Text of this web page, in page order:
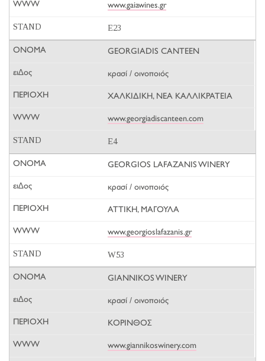
www.gaiawines.gr
E23
GEORGIADIS CANTEEN
κρασί / οινοποιός
ΧΑΛΚΙΔΙΚΗ, ΝΕΑ ΚΑΛΛΙΚΡΑΤΕΙΑ
www.georgiadiscanteen.com
E4
GEORGIOS LAFAZANIS WINERY
κρασί / οινοποιός
ΑΤΤΙΚΗ, ΜΑΓΟΥΛΑ
www.georgioslafazanis.gr
W53
GIANNIKOS WINERY
κρασί / οινοποιός
ΚΟΡΙΝΘΟΣ
www.giannikoswinery.com